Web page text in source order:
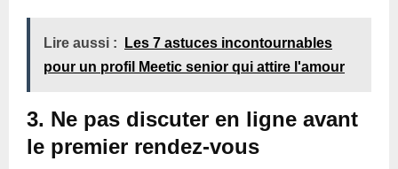
Lire aussi :
Les 7 astuces incontournables
pour un profil Meetic senior qui attire l'amour
3. Ne pas discuter en ligne avant
le premier rendez-vous